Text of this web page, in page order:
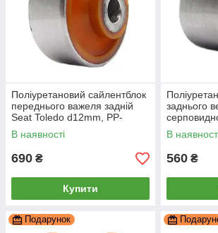
Поліуретановий сайлентблок
переднього важеля задній
Seat Toledo d12mm, PP-
0149a
В наявності
690 ₴
Купити
заднього
0165a
В
560 ₴
Подарунок